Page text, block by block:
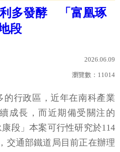
多發酵 「富凰琢
段
2026.06.09
瀏覽數： 11014
的行政區，近年在南科產業
成長，而近期備受關注的
康段」本案可行性研究於114
交通部鐵道局目前正在辦理